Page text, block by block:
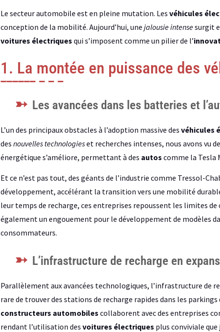
Le secteur automobile est en pleine mutation. Les véhicules
conception de la mobilité. Aujourd’hui, une jalousie intensesurgit
voitures électriques qui s’imposent comme un pilier de l’
1. La montée en puissance des
Les avancées dans les batteries et
L’un des principaux obstacles à l’adoption massive des véhicules
des nouvelles technologieset recherches intenses, nous avons vu
énergétique s’améliore, permettant à des autos comme la Tesla
Et ce n’est pas tout, des géants de l’industrie comme Tressol-
développement, accélérant la transition vers une mobilité
leur temps de recharge, ces entreprises repoussent les limites de
également un engouement pour le développement de modèles
consommateurs.
L’infrastructure de recharge en
Parallèlement aux avancées technologiques, l’infrastructure de
rare de trouver des stations de recharge rapides dans les
constructeurs automobiles collaborent avec des entreprises
rendant l’utilisation des voitures électriques plus conviviale que